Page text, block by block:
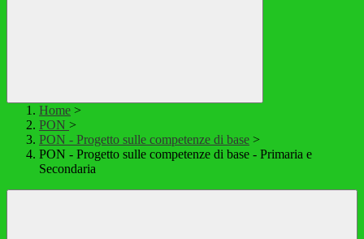
Home >
PON >
PON - Progetto sulle competenze di base >
PON - Progetto sulle competenze di base - Primaria e
Secondaria